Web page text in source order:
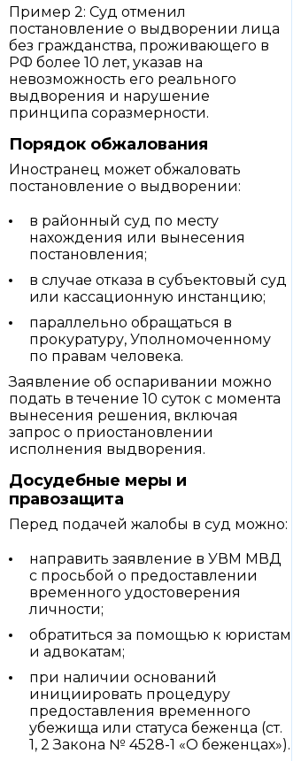
Пример 2: Суд отменил
постановление о выдворении лица
без гражданства, проживающего в
РФ более 10 лет, указав на
невозможность его реального
выдворения и нарушение
принципа соразмерности.
Порядок обжалования
Иностранец может обжаловать
постановление о выдворении:
в районный суд по месту
нахождения или вынесения
постановления;
в случае отказа в субъектовый суд
или кассационную инстанцию;
параллельно обращаться в
прокуратуру, Уполномоченному
по правам человека.
Заявление об оспаривании можно
подать в течение 10 суток с момента
вынесения решения, включая
запрос о приостановлении
исполнения выдворения.
Досудебные меры и
правозащита
Перед подачей жалобы в суд можно:
направить заявление в УВМ МВД
с просьбой о предоставлении
временного удостоверения
личности;
обратиться за помощью к юристам
и адвокатам;
при наличии оснований
инициировать процедуру
предоставления временного
убежища или статуса беженца (ст.
1, 2 Закона № 4528-1 «О беженцах»).